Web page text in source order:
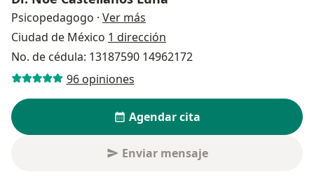
Psicopedagogo · Ver más
Ciudad de México 1 dirección
No. de cédula: 13187590 14962172
96 opiniones
Agendar cita
Enviar mensaje